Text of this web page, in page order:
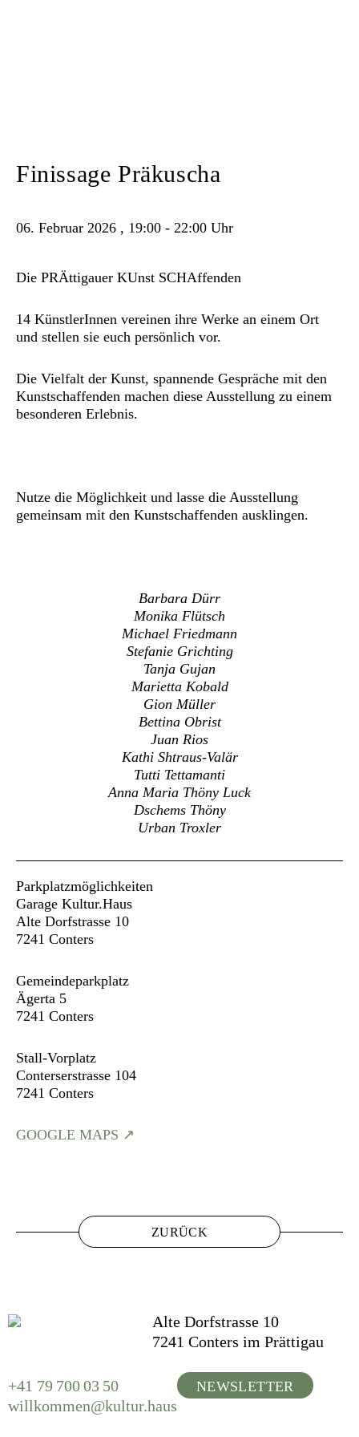
Finissage Präkuscha
06. Februar 2026 , 19:00 - 22:00 Uhr
Die PRÄttigauer KUnst SCHAffenden
14 KünstlerInnen vereinen ihre Werke an einem Ort
und stellen sie euch persönlich vor.
Die Vielfalt der Kunst, spannende Gespräche mit den
Kunstschaffenden machen diese Ausstellung zu einem
besonderen Erlebnis.
Nutze die Möglichkeit und lasse die Ausstellung
gemeinsam mit den Kunstschaffenden ausklingen.
Barbara Dürr
Monika Flütsch
Michael Friedmann
Stefanie Grichting
Tanja Gujan
Marietta Kobald
Gion Müller
Bettina Obrist
Juan Rios
Kathi Shtraus-Valär
Tutti Tettamanti
Anna Maria Thöny Luck
Dschems Thöny
Urban Troxler
Parkplatzmöglichkeiten
Garage Kultur.Haus
Alte Dorfstrasse 10
7241 Conters
Gemeindeparkplatz
Ägerta 5
7241 Conters
Stall-Vorplatz
Conterserstrasse 104
7241 Conters
GOOGLE MAPS
ZURÜCK
Alte Dorfstrasse 10
7241 Conters im Prättigau
+41 79 700 03 50
willkommen@kultur.haus
NEWSLETTER